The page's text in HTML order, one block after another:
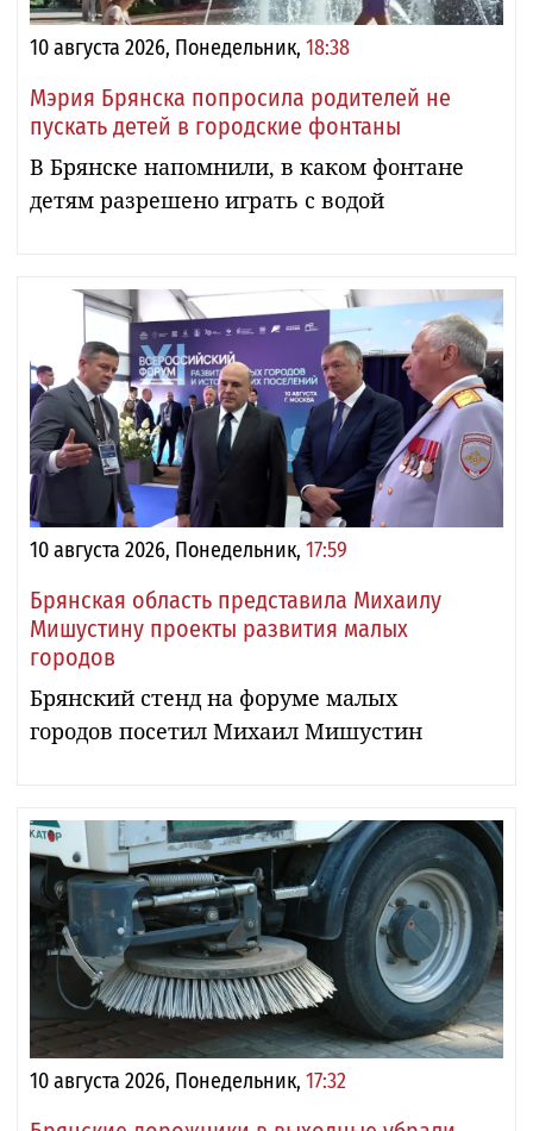
10 августа 2026, Понедельник, 18:38
Мэрия Брянска попросила родителей не
пускать детей в городские фонтаны
В Брянске напомнили, в каком фонтане
детям разрешено играть с водой
10 августа 2026, Понедельник, 17:59
Брянская область представила Михаилу
Мишустину проекты развития малых
городов
Брянский стенд на форуме малых
городов посетил Михаил Мишустин
10 августа 2026, Понедельник, 17:32